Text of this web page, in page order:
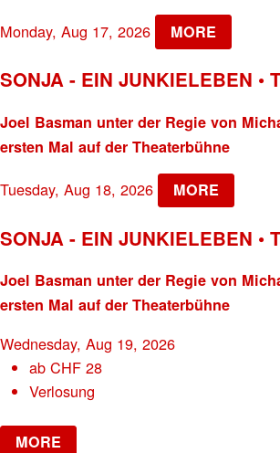
Monday, Aug 17, 2026 MORE
SONJA - EIN JUNKIELEBEN •
Joel Basman unter der Regie von
ersten Mal auf der Theaterbühne
Tuesday, Aug 18, 2026 MORE
SONJA - EIN JUNKIELEBEN •
Joel Basman unter der Regie von
ersten Mal auf der Theaterbühne
Wednesday, Aug 19, 2026
abCHF 28
Verlosung
MORE